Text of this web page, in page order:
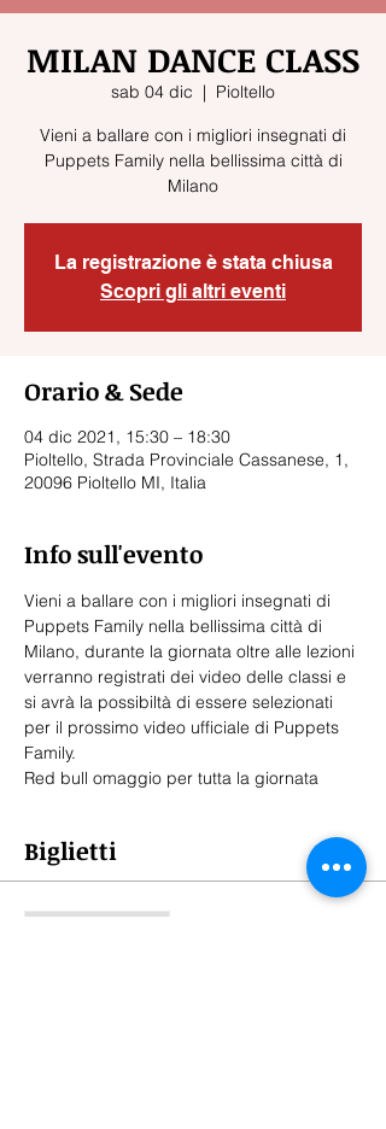
MILAN DANCE CLASS
sab 04 dic
  |
Pioltello
Vieni a ballare con i migliori insegnati di
Puppets Family nella bellissima città di
Milano
La registrazione è stata chiusa
Scopri gli altri eventi
Orario & Sede
04 dic 2021, 15:30 – 18:30
Pioltello, Strada Provinciale Cassanese, 1,
20096 Pioltello MI, Italia
Info sull'evento
Vieni a ballare con i migliori insegnati di
Puppets Family nella bellissima città di
Milano, durante la giornata oltre alle lezioni
verranno registrati dei video delle classi e
si avrà la possibiltà di essere selezionati
per il prossimo video ufficiale di Puppets
Family.
Red bull omaggio per tutta la giornata
Biglietti